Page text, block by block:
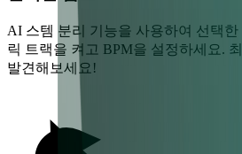
AI 스템 분리 기능을 사용하여 선택
릭 트랙을 켜고 BPM을 설정하세요.
발견해보세요!